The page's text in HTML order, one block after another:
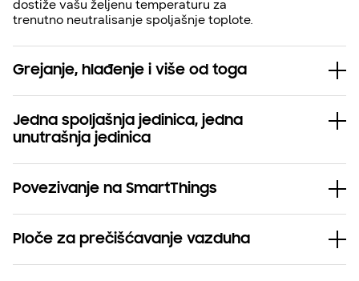
dostiže vašu željenu temperaturu za
trenutno neutralisanje spoljašnje toplote.
Grejanje, hlađenje i više od toga
Jedna spoljašnja jedinica, jedna
unutrašnja jedinica
Povezivanje na SmartThings
Ploče za prečišćavanje vazduha